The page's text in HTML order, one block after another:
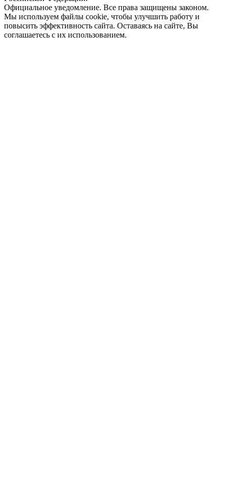
Официальное уведомление. Все права защищены законом.
Мы используем файлы cookie, чтобы улучшить работу и
повысить эффективность сайта. Оставаясь на сайте, Вы
соглашаетесь с их использованием.